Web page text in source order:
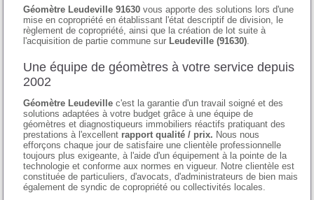
Géomètre Leudeville 91630 vous apporte des solutions lors d'une
mise en copropriété en établissant l'état descriptif de division, le
règlement de copropriété, ainsi que la création de lot suite à
l'acquisition de partie commune sur Leudeville (91630).
Une équipe de géomètres à votre service depuis
2002
Géomètre Leudeville c'est la garantie d'un travail soigné et des
solutions adaptées à votre budget grâce à une équipe de
géomètres et diagnostiqueurs immobiliers réactifs pratiquant des
prestations à l'excellent rapport qualité / prix. Nous nous
efforçons chaque jour de satisfaire une clientèle professionnelle
toujours plus exigeante, à l'aide d'un équipement à la pointe de la
technologie et conforme aux normes en vigueur. Notre clientèle est
constituée de particuliers, d'avocats, d'administrateurs de bien mais
également de syndic de copropriété ou collectivités locales.